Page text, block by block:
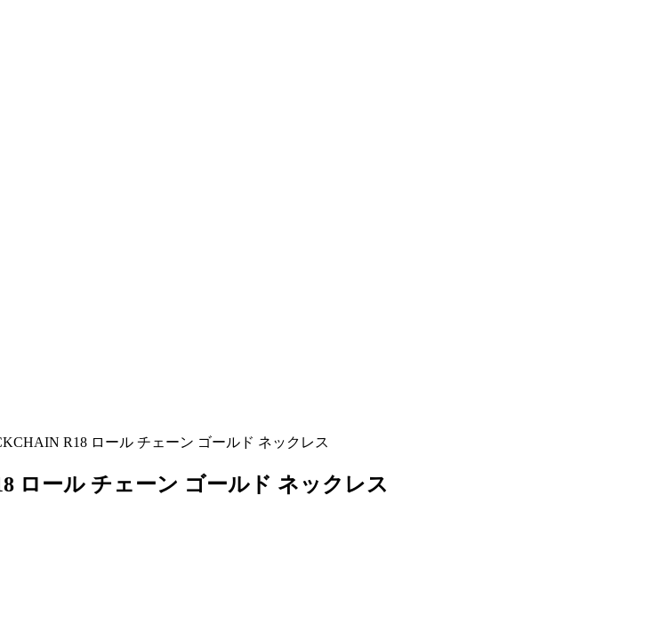
R18 ロール チェーン ゴールド ネックレス
ロール チェーン ゴールド ネックレス